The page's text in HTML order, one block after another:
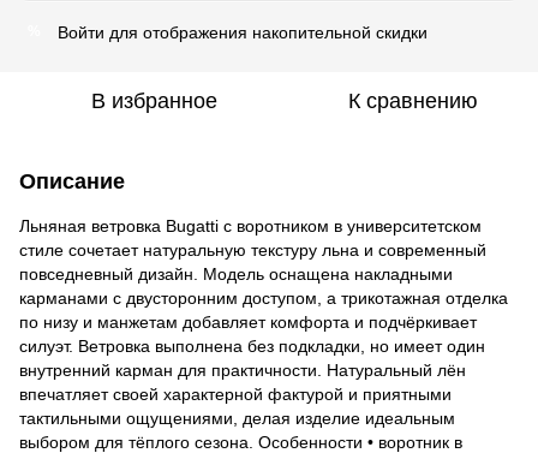
Войти для отображения накопительной скидки
В избранное К сравнению
Описание
Льняная ветровка Bugatti с воротником в университетском
стиле сочетает натуральную текстуру льна и современный
повседневный дизайн. Модель оснащена накладными
карманами с двусторонним доступом, а трикотажная отделка
по низу и манжетам добавляет комфорта и подчёркивает
силуэт. Ветровка выполнена без подкладки, но имеет один
внутренний карман для практичности. Натуральный лён
впечатляет своей характерной фактурой и приятными
тактильными ощущениями, делая изделие идеальным
выбором для тёплого сезона. Особенности • воротник в